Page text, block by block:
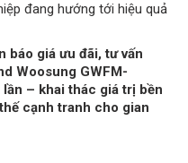
đang hướng tới hiệu quả
báo giá ưu đãi, tư vấn
Woosung GWFM-
– khai thác giá trị bền
cạnh tranh cho gian